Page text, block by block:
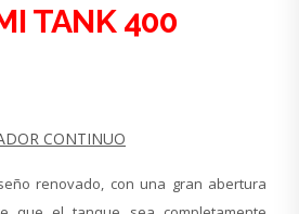
TANK 400
CONTINUO
renovado, con una gran abertura